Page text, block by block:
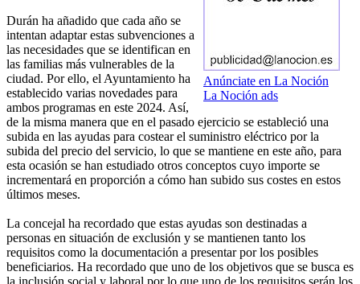
Anúnciate en La Noción
La Noción ads
Durán ha añadido que cada año se
intentan adaptar estas subvenciones a
las necesidades que se identifican en
las familias más vulnerables de la
ciudad. Por ello, el Ayuntamiento ha
establecido varias novedades para
ambos programas en este 2024. Así,
de la misma manera que en el pasado ejercicio se estableció una
subida en las ayudas para costear el suministro eléctrico por la
subida del precio del servicio, lo que se mantiene en este año, para
esta ocasión se han estudiado otros conceptos cuyo importe se
incrementará en proporción a cómo han subido sus costes en estos
últimos meses.
La concejal ha recordado que estas ayudas son destinadas a
personas en situación de exclusión y se mantienen tanto los
requisitos como la documentación a presentar por los posibles
beneficiarios. Ha recordado que uno de los objetivos que se busca es